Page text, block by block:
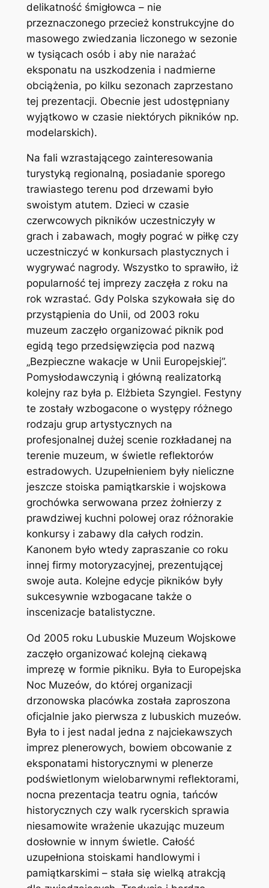
delikatność śmigłowca – nie
przeznaczonego przecież konstrukcyjne do
masowego zwiedzania liczonego w sezonie
w tysiącach osób i aby nie narażać
eksponatu na uszkodzenia i nadmierne
obciążenia, po kilku sezonach zaprzestano
tej prezentacji. Obecnie jest udostępniany
wyjątkowo w czasie niektórych pikników np.
modelarskich).
Na fali wzrastającego zainteresowania
turystyką regionalną, posiadanie sporego
trawiastego terenu pod drzewami było
swoistym atutem. Dzieci w czasie
czerwcowych pikników uczestniczyły w
grach i zabawach, mogły pograć w piłkę czy
uczestniczyć w konkursach plastycznych i
wygrywać nagrody. Wszystko to sprawiło, iż
popularność tej imprezy zaczęła z roku na
rok wzrastać. Gdy Polska szykowała się do
przystąpienia do Unii, od 2003 roku
muzeum zaczęło organizować piknik pod
egidą tego przedsięwzięcia pod nazwą
„Bezpieczne wakacje w Unii Europejskiej”.
Pomysłodawczynią i główną realizatorką
kolejny raz była p. Elżbieta Szyngiel. Festyny
te zostały wzbogacone o występy różnego
rodzaju grup artystycznych na
profesjonalnej dużej scenie rozkładanej na
terenie muzeum, w świetle reflektorów
estradowych. Uzupełnieniem były nieliczne
jeszcze stoiska pamiątkarskie i wojskowa
grochówka serwowana przez żołnierzy z
prawdziwej kuchni polowej oraz różnorakie
konkursy i zabawy dla całych rodzin.
Kanonem było wtedy zapraszanie co roku
innej firmy motoryzacyjnej, prezentującej
swoje auta. Kolejne edycje pikników były
sukcesywnie wzbogacane także o
inscenizacje batalistyczne.
Od 2005 roku Lubuskie Muzeum Wojskowe
zaczęło organizować kolejną ciekawą
imprezę w formie pikniku. Była to Europejska
Noc Muzeów, do której organizacji
drzonowska placówka została zaproszona
oficjalnie jako pierwsza z lubuskich muzeów.
Była to i jest nadal jedna z najciekawszych
imprez plenerowych, bowiem obcowanie z
eksponatami historycznymi w plenerze
podświetlonym wielobarwnymi reflektorami,
nocna prezentacja teatru ognia, tańców
historycznych czy walk rycerskich sprawia
niesamowite wrażenie ukazując muzeum
dosłownie w innym świetle. Całość
uzupełniona stoiskami handlowymi i
pamiątkarskimi – stała się wielką atrakcją